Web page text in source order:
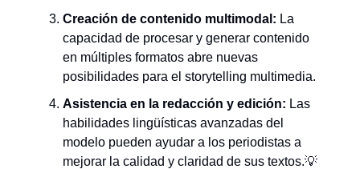
Creación de contenido multimodal: La
capacidad de procesar y generar contenido
en múltiples formatos abre nuevas
posibilidades para el storytelling multimedia.
Asistencia en la redacción y edición: Las
habilidades lingüísticas avanzadas del
modelo pueden ayudar a los periodistas a
mejorar la calidad y claridad de sus textos.💡